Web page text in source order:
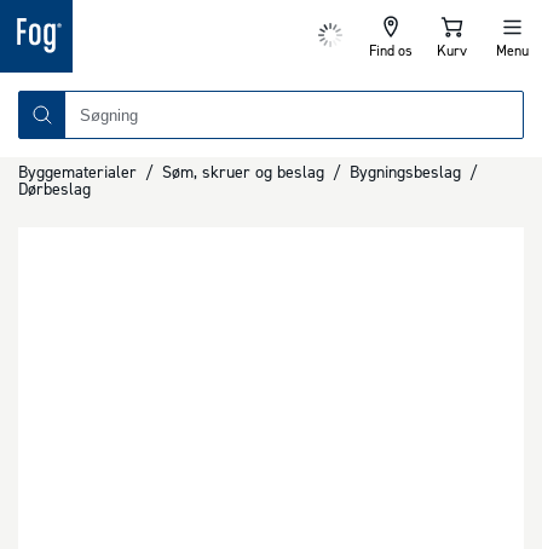
Find os Kurv Menu
Byggematerialer / Søm, skruer og beslag / Bygningsbeslag /
Dørbeslag